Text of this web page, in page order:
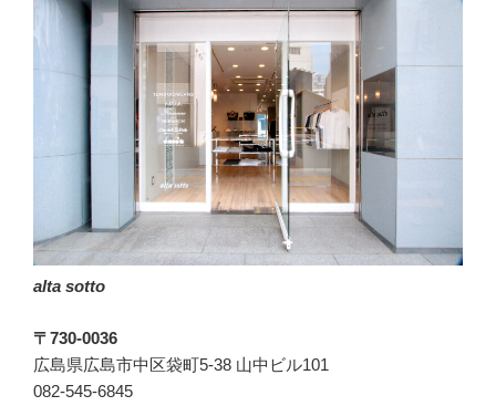
tramarossa(ト
ラ
マ
ッ
サ)
ー
パ
ー
ト
レ
ッ
alta sotto
〒730-0036
広島県広島市中区袋町5-38 山中ビル101
082-545-6845